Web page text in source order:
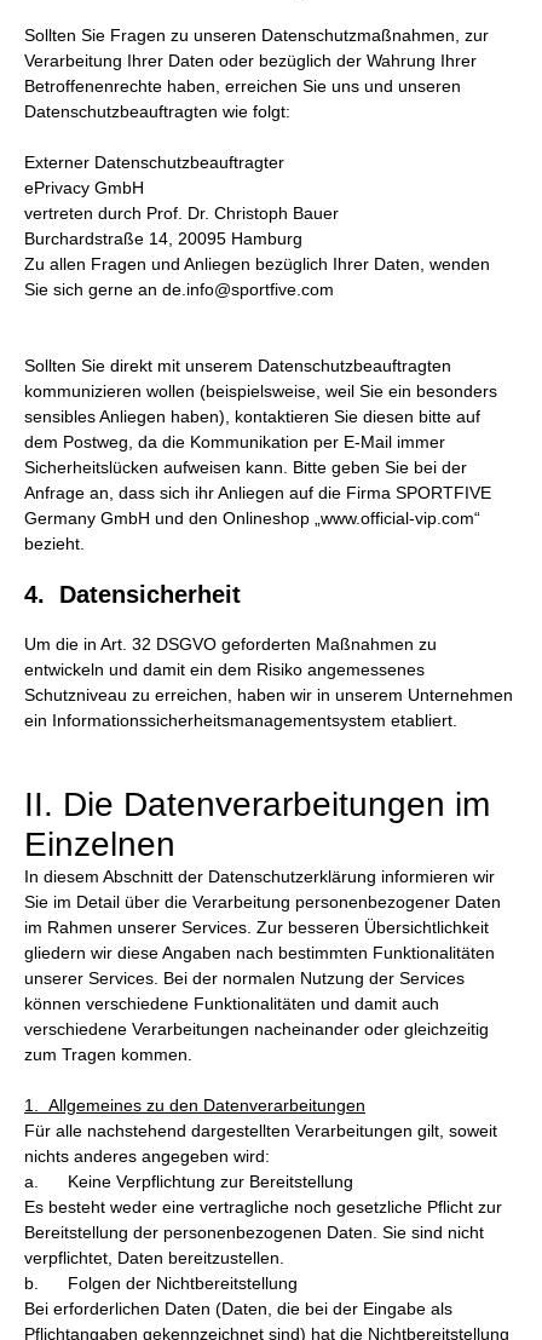
Sollten Sie Fragen zu unseren Datenschutzmaßnahmen, zur
Verarbeitung Ihrer Daten oder bezüglich der Wahrung Ihrer
Betroffenenrechte haben, erreichen Sie uns und unseren
Datenschutzbeauftragten wie folgt:
Externer Datenschutzbeauftragter
ePrivacy GmbH
vertreten durch Prof. Dr. Christoph Bauer
Burchardstraße 14, 20095 Hamburg
Zu allen Fragen und Anliegen bezüglich Ihrer Daten, wenden
Sie sich gerne an de.info@sportfive.com
Sollten Sie direkt mit unserem Datenschutzbeauftragten
kommunizieren wollen (beispielsweise, weil Sie ein besonders
sensibles Anliegen haben), kontaktieren Sie diesen bitte auf
dem Postweg, da die Kommunikation per E-Mail immer
Sicherheitslücken aufweisen kann. Bitte geben Sie bei der
Anfrage an, dass sich ihr Anliegen auf die Firma SPORTFIVE
Germany GmbH und den Onlineshop „www.official-vip.com“
bezieht.
4. Datensicherheit
Um die in Art. 32 DSGVO geforderten Maßnahmen zu
entwickeln und damit ein dem Risiko angemessenes
Schutzniveau zu erreichen, haben wir in unserem Unternehmen
ein Informationssicherheitsmanagementsystem etabliert.
II. Die Datenverarbeitungen im
Einzelnen
In diesem Abschnitt der Datenschutzerklärung informieren wir
Sie im Detail über die Verarbeitung personenbezogener Daten
im Rahmen unserer Services. Zur besseren Übersichtlichkeit
gliedern wir diese Angaben nach bestimmten Funktionalitäten
unserer Services. Bei der normalen Nutzung der Services
können verschiedene Funktionalitäten und damit auch
verschiedene Verarbeitungen nacheinander oder gleichzeitig
zum Tragen kommen.
1. Allgemeines zu den Datenverarbeitungen
Für alle nachstehend dargestellten Verarbeitungen gilt, soweit
nichts anderes angegeben wird:
a. Keine Verpflichtung zur Bereitstellung
Es besteht weder eine vertragliche noch gesetzliche Pflicht zur
Bereitstellung der personenbezogenen Daten. Sie sind nicht
verpflichtet, Daten bereitzustellen.
b. Folgen der Nichtbereitstellung
Bei erforderlichen Daten (Daten, die bei der Eingabe als
Pflichtangaben gekennzeichnet sind) hat die Nichtbereitstellung